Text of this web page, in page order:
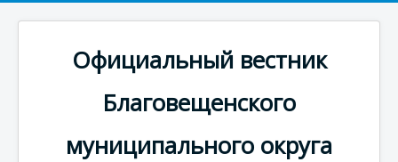
Официальный вестник
Благовещенского
муниципального округа